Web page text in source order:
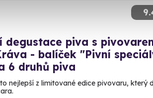
degustace piva s
- balíček "Pivní
6 druhů piva
nejlepší z limitované edice pivovaru, který